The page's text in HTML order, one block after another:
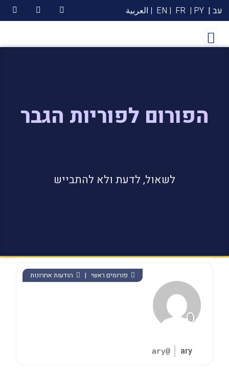
עב | PY |
FR
| EN | العربية
הפורום לפוריות הגבר
לשאול, לדעת ולא להתבייש
ary
@ary
פורומים ראשי | הודעות אחרונות